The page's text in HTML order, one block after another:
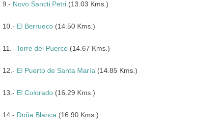
9.- Novo Sancti Petri (13.03 Kms.)
10.- El Berrueco (14.50 Kms.)
11.- Torre del Puerco (14.67 Kms.)
12.- El Puerto de Santa María (14.85 Kms.)
13.- El Colorado (16.29 Kms.)
14.- Doña Blanca (16.90 Kms.)